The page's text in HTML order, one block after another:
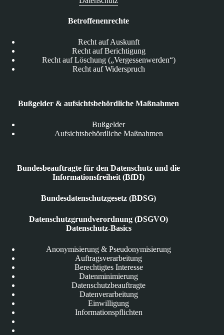
Betroffenenrechte
Recht auf Auskunft
Recht auf Berichtigung
Recht auf Löschung („Vergessenwerden“)
Recht auf Widerspruch
Bußgelder & aufsichtsbehördliche Maßnahmen
Bußgelder
Aufsichtsbehördliche Maßnahmen
Bundesbeauftragte für den Datenschutz und die
Informationsfreiheit (BfDI)
Bundesdatenschutzgesetz (BDSG)
Datenschutzgrundverordnung (DSGVO)
Datenschutz-Basics
Anonymisierung & Pseudonymisierung
Auftragsverarbeitung
Berechtigtes Interesse
Datenminimierung
Datenschutzbeauftragte
Datenverarbeitung
Einwilligung
Informationspflichten